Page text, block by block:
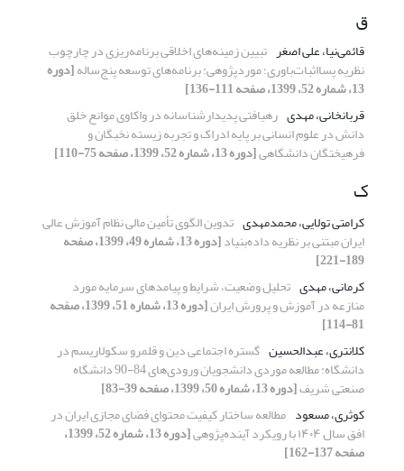
ق
قائمی‌نیا، علی اصغر تبیین زمینه‌های اخلاقی برنامه‌ریزی در چارچوب
نظریه‌ پسااثبات‌باوری؛ موردپژوهی: برنامه‌های توسعه‌ پنج‌ساله[دوره
13، شماره 52، 1399، صفحه 111-136]
قربانخانی، مهدی رهیافتی پدیدارشناسانه در واکاوی موانع خلق
دانش در علوم انسانی بر پایه ادراک و تجربه زیسته نخبگان و
فرهیختگان دانشگاهی[دوره 13، شماره 52، 1399، صفحه 75-110]
ک
کرامتی تولایی، محمدمهدی تدوین الگوی تأمین مالی نظام آموزش عالی
ایران مبتنی بر نظریه داده‌بنیاد [دوره 13، شماره 49، 1399، صفحه
189-221]
کرمانی، مهدی تحلیل وضعیت، شرایط و پیامد‌های سرمایه مورد
منازعه در آموزش و پرورش ایران [دوره 13، شماره 51، 1399، صفحه
81-114]
کلانتری، عبدالحسین گستره اجتماعی دین و قلمرو سکولاریسم در
دانشگاه: مطالعه موردی دانشجویان ورودی‌های 84-90 دانشگاه
صنعتی شریف[دوره 13، شماره 50، 1399، صفحه 39-83]
کوثری، مسعود مطالعه‌ ساختار کیفیت محتوای فضای مجازی ایران در
افق سال ۱۴۰۴ با رویکرد آینده‌پژوهی [دوره 13، شماره 52، 1399،
صفحه 137-162]